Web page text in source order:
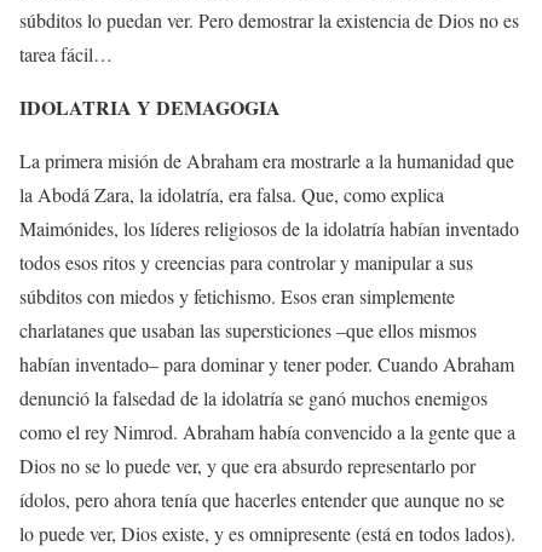
súbditos lo puedan ver. Pero demostrar la existencia de Dios no es
tarea fácil…
IDOLATRIA Y DEMAGOGIA
La primera misión de Abraham era mostrarle a la humanidad que
la Abodá Zara, la idolatría, era falsa. Que, como explica
Maimónides, los líderes religiosos de la idolatría habían inventado
todos esos ritos y creencias para controlar y manipular a sus
súbditos con miedos y fetichismo. Esos eran simplemente
charlatanes que usaban las supersticiones –que ellos mismos
habían inventado– para dominar y tener poder. Cuando Abraham
denunció la falsedad de la idolatría se ganó muchos enemigos
como el rey Nimrod. Abraham había convencido a la gente que a
Dios no se lo puede ver, y que era absurdo representarlo por
ídolos, pero ahora tenía que hacerles entender que aunque no se
lo puede ver, Dios existe, y es omnipresente (está en todos lados).